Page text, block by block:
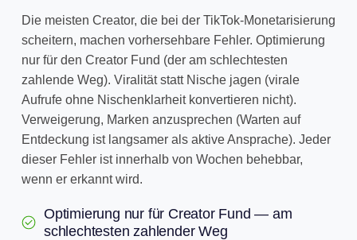
Die meisten Creator, die bei der TikTok-Monetarisierung
scheitern, machen vorhersehbare Fehler. Optimierung
nur für den Creator Fund (der am schlechtesten
zahlende Weg). Viralität statt Nische jagen (virale
Aufrufe ohne Nischenklarheit konvertieren nicht).
Verweigerung, Marken anzusprechen (Warten auf
Entdeckung ist langsamer als aktive Ansprache). Jeder
dieser Fehler ist innerhalb von Wochen behebbar,
wenn er erkannt wird.
Optimierung nur für Creator Fund — am
schlechtesten zahlender Weg